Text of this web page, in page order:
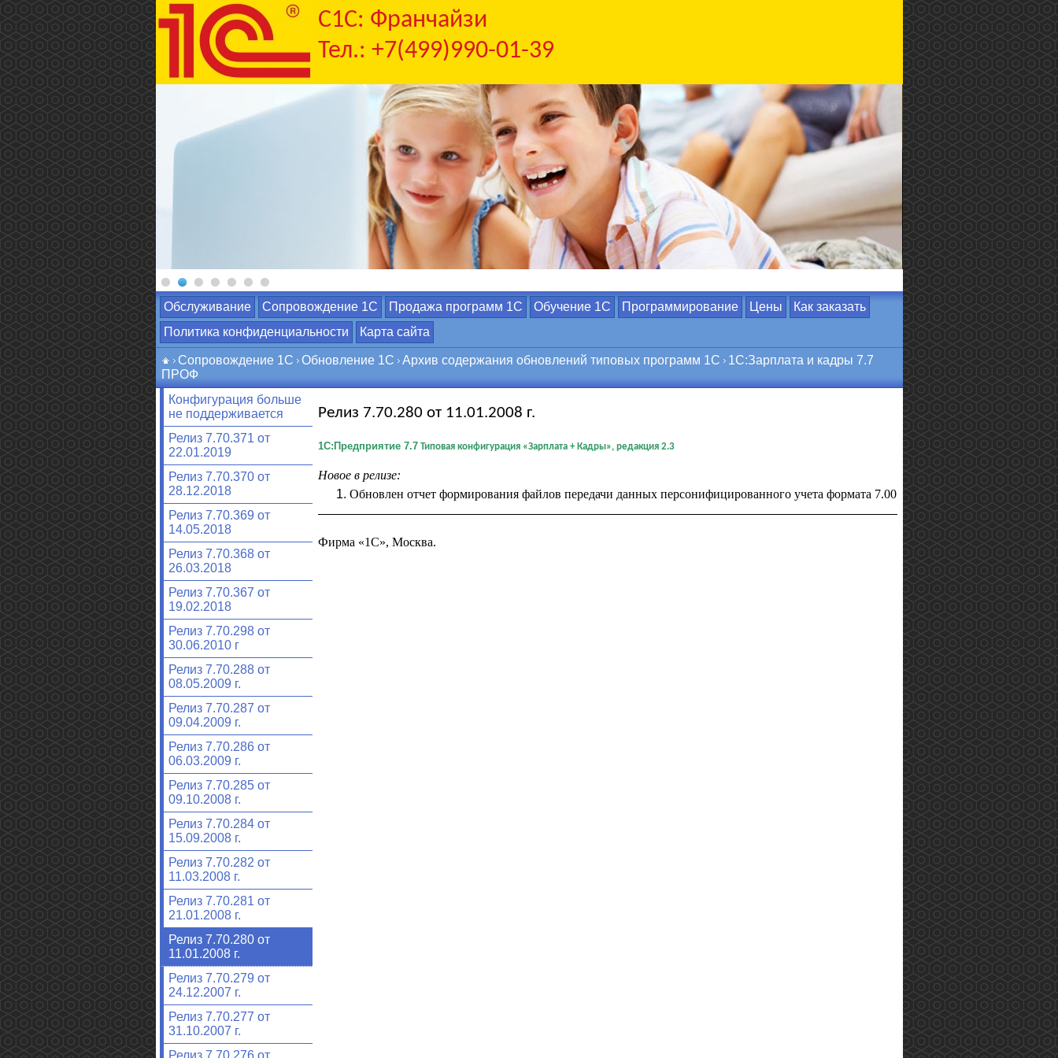
C1С: Франчайзи
Тел.: +7(499)990-01-39
Обслуживание Сопровождение 1С Продажа программ 1С Обучение 1С Программирование Цены
Как заказать
Политика конфиденциальности
Карта сайта
Сопровождение 1С Обновление 1С Архив содержания обновлений типовых программ 1С
1С:Зарплата и кадры 7.7
ПРОФ
Конфигурация больше
не поддерживается
Релиз 7.70.371 от
22.01.2019
Релиз 7.70.370 от
28.12.2018
Релиз 7.70.369 от
14.05.2018
Релиз 7.70.368 от
26.03.2018
Релиз 7.70.367 от
19.02.2018
Релиз 7.70.298 от
30.06.2010 г
Релиз 7.70.288 от
08.05.2009 г.
Релиз 7.70.287 от
09.04.2009 г.
Релиз 7.70.286 от
06.03.2009 г.
Релиз 7.70.285 от
09.10.2008 г.
Релиз 7.70.284 от
15.09.2008 г.
Релиз 7.70.282 от
11.03.2008 г.
Релиз 7.70.281 от
21.01.2008 г.
Релиз 7.70.280 от
11.01.2008 г.
Релиз 7.70.279 от
24.12.2007 г.
Релиз 7.70.277 от
31.10.2007 г.
Релиз 7.70.276 от
Релиз 7.70.280 от 11.01.2008 г.
1С:Предприятие 7.7Типовая конфигурация «Зарплата + Кадры», редакция 2.3
Новое в релизе:
Обновлен отчет формирования файлов передачи данных персонифицированного учета формата 7.00
Фирма «1С», Москва.